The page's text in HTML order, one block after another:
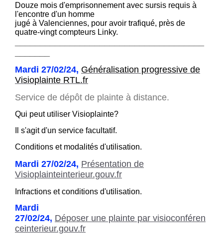
Douze mois d'emprisonnement avec sursis requis à
l'encontre d'un homme
jugé à Valenciennes, pour avoir trafiqué, près de
quatre-vingt compteurs Linky.
Mardi 27/02/24, Généralisation progressive de
Visioplainte RTL.fr
Service de dépôt de plainte à distance.
Qui peut utiliser Visioplainte?
Il s'agit d'un service facultatif.
Conditions et modalités d'utilisation.
Mardi 27/02/24, Présentation de
Visioplainteinterieur.gouv.fr
Infractions et conditions d'utilisation.
Mardi
27/02/24, Déposer une plainte par visioconféren
ceinterieur.gouv.fr